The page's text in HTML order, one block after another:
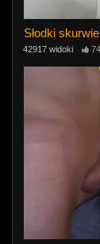
Słodki
42917 widoki